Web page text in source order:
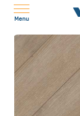
Menu